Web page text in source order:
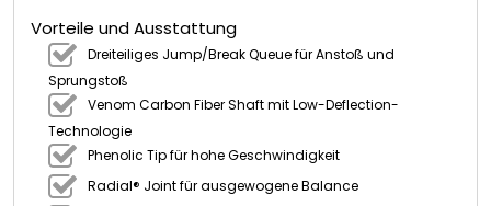
Vorteile und Ausstattung
Dreiteiliges Jump/Break Queue für Anstoß und
Sprungstoß
Venom Carbon Fiber Shaft mit Low-Deflection-
Technologie
Phenolic Tip für hohe Geschwindigkeit
Radial® Joint für ausgewogene Balance